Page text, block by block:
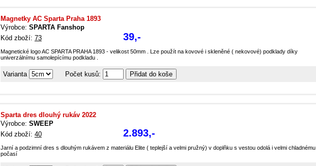
Magnetky AC Sparta Praha 1893
Výrobce: SPARTA Fanshop
Kód zboží: 73 39,-
Magnetické logo AC SPARTA PRAHA 1893 - velikost 50mm . Lze použít na kovové i skleněné ( nekovové) podklady díky
univerzálnímu samolepícímu podkladu .
Varianta Počet kusů:
Sparta dres dlouhý rukáv 2022
Výrobce: SWEEP
Kód zboží: 40 2.893,-
Jarní a podzimní dres s dlouhým rukávem z materiálu Elite ( teplejší a velmi pružný) v doplňku s vestou odolá i velmi chladnému
počasí